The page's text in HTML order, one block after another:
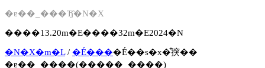
�ɐ��_���Ђ̑�N�X
����13.20m�E����32m�E2024�N
�N�X�m�L/ �É����É��s�x�͋揬��
�ɐ��_����(�����_����)